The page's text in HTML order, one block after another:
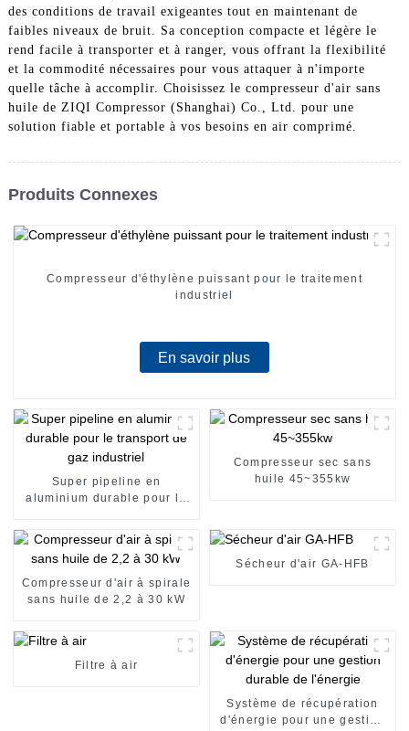
des conditions de travail exigeantes tout en maintenant de
faibles niveaux de bruit. Sa conception compacte et légère le
rend facile à transporter et à ranger, vous offrant la flexibilité
et la commodité nécessaires pour vous attaquer à n'importe
quelle tâche à accomplir. Choisissez le compresseur d'air sans
huile de ZIQI Compressor (Shanghai) Co., Ltd. pour une
solution fiable et portable à vos besoins en air comprimé.
Produits Connexes
Compresseur d'éthylène puissant pour le traitement
industriel
En savoir plus
Super pipeline en
aluminium durable pour le
Compresseur sec sans
huile 45~355kw
Compresseur d'air à spirale
sans huile de 2,2 à 30 kW
Sécheur d'air GA-HFB
Filtre à air
Système de récupération
d'énergie pour une gestion